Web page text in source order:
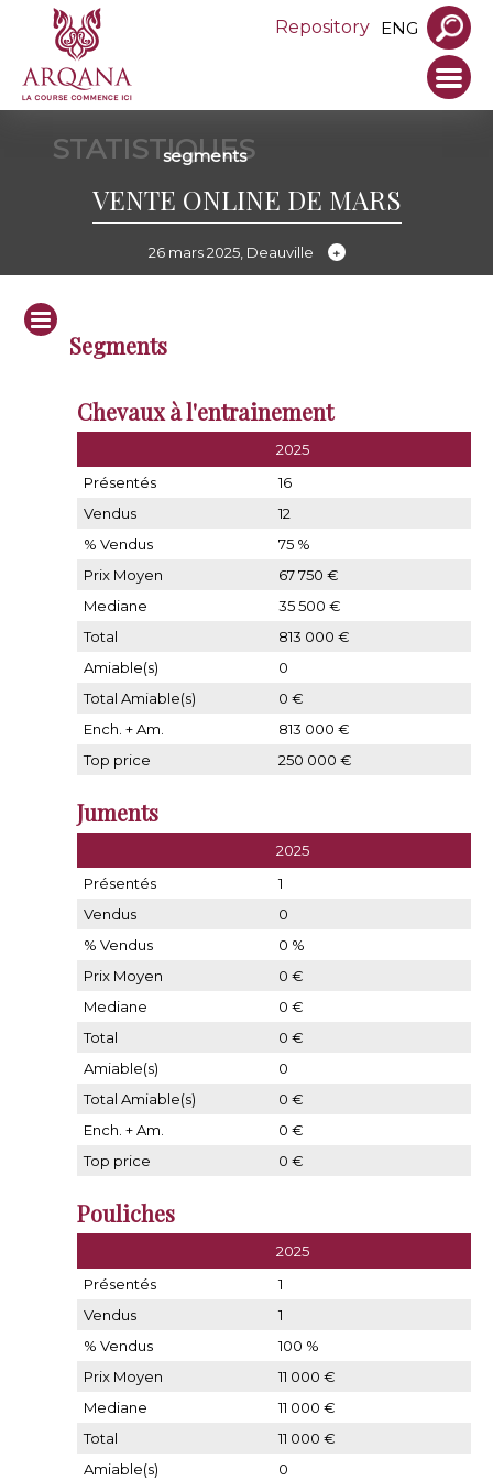
Repository ENG
STATISTIQUES
segments
VENTE ONLINE DE MARS
26 mars 2025, Deauville
Segments
Chevaux à l'entrainement
2025
Présentés
16
Vendus
12
% Vendus
75 %
Prix Moyen
67 750 €
Mediane
35 500 €
Total
813 000 €
Amiable(s)
0
Total Amiable(s)
0 €
Ench. + Am.
813 000 €
Top price
250 000 €
Juments
2025
Présentés
1
Vendus
0
% Vendus
0 %
Prix Moyen
0 €
Mediane
0 €
Total
0 €
Amiable(s)
0
Total Amiable(s)
0 €
Ench. + Am.
0 €
Top price
0 €
Pouliches
2025
Présentés
1
Vendus
1
% Vendus
100 %
Prix Moyen
11 000 €
Mediane
11 000 €
Total
11 000 €
Amiable(s)
0